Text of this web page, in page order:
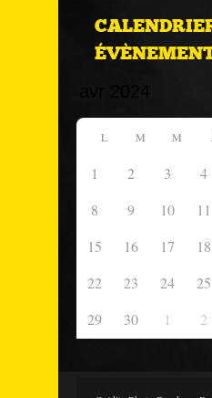
L M M
1 2 3 4
8
9 10 11
15
16 17 18
22
23 24 25
29
30 1 2